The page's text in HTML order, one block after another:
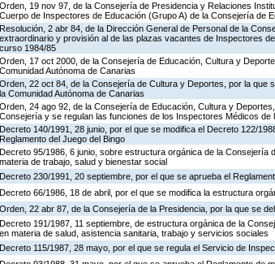
Orden, 19 nov 97, de la Consejería de Presidencia y Relaciones
Cuerpo de Inspectores de Educación (Grupo A) de la Consejería de
Resolución, 2 abr 84, de la Dirección General de Personal de la
extraordinario y provisión al de las plazas vacantes de Inspectores
curso 1984/85
Orden, 17 oct 2000, de la Consejería de Educación, Cultura y
Comunidad Autónoma de Canarias
Orden, 22 oct 84, de la Consejería de Cultura y Deportes, por la
la Comunidad Autónoma de Canarias
Orden, 24 ago 92, de la Consejería de Educación, Cultura y
Consejería y se regulan las funciones de los Inspectores Médicos de
Decreto 140/1991, 28 junio, por el que se modifica el Decreto 122/
Reglamento del Juego del Bingo
Decreto 95/1986, 6 junio, sobre estructura orgánica de la
materia de trabajo, salud y bienestar social
Decreto 230/1991, 20 septiembre, por el que se aprueba el
Decreto 66/1986, 18 de abril, por el que se modifica la estructura
Orden, 22 abr 87, de la Consejería de la Presidencia, por la que se
Decreto 191/1987, 11 septiembre, de estructura orgánica de la
en materia de salud, asistencia sanitaria, trabajo y servicios sociales
Decreto 115/1987, 28 mayo, por el que se regula el Servicio de